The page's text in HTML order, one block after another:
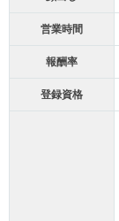
営業時間
報酬率
登録資格